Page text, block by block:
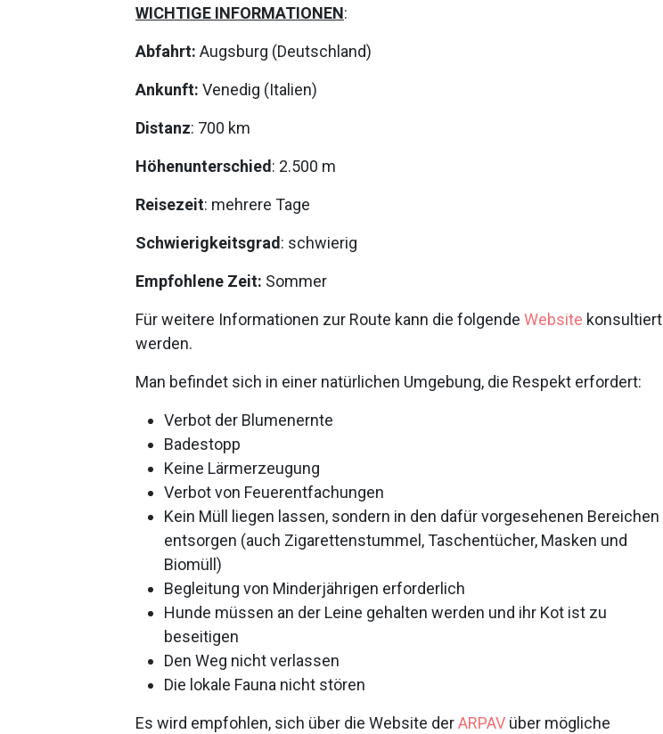
WICHTIGE INFORMATIONEN:
Abfahrt: Augsburg (Deutschland)
Ankunft: Venedig (Italien)
Distanz: 700 km
Höhenunterschied : 2.500 m
Reisezeit: mehrere Tage
Schwierigkeitsgrad : schwierig
Empfohlene Zeit: Sommer
Für weitere Informationen zur Route kann die folgende Website konsultiert
werden.
Man befindet sich in einer natürlichen Umgebung, die Respekt erfordert:
Verbot der Blumenernte
Badestopp
Keine Lärmerzeugung
Verbot von Feuerentfachungen
Kein Müll liegen lassen, sondern in den dafür vorgesehenen Bereichen
entsorgen (auch Zigarettenstummel, Taschentücher, Masken und
Biomüll)
Begleitung von Minderjährigen erforderlich
Hunde müssen an der Leine gehalten werden und ihr Kot ist zu
beseitigen
Den Weg nicht verlassen
Die lokale Fauna nicht stören
Es wird empfohlen, sich über die Website derARPAV über mögliche